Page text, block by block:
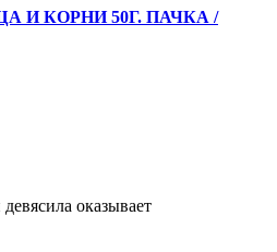
И КОРНИ 50Г. ПАЧКА /
оказывает